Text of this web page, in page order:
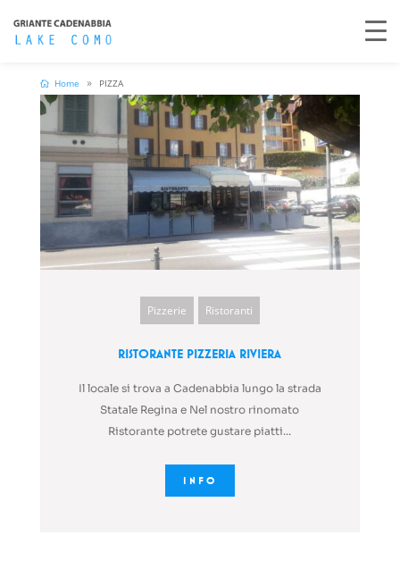
Home PIZZA
Pizzerie Ristoranti
Ristorante Pizzeria Riviera
Il locale si trova a Cadenabbia lungo la strada
Statale Regina e Nel nostro rinomato
Ristorante potrete gustare piatti...
INFO